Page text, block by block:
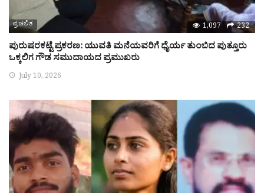
ಪ್ರಚಲಿತ 1,097 232
ಪುರುಷರಕಟ್ಟೆ ಪ್ರಕರಣ: ಯುವತಿ ಮನೆಯವರಿಗೆ ಧೈರ್ಯ ತುಂಬಿದ ಪುತ್ತೂರು
ಒಕ್ಕಲಿಗ ಗೌಡ ಸಮುದಾಯದ ಪ್ರಮುಖರು
July 10, 2026